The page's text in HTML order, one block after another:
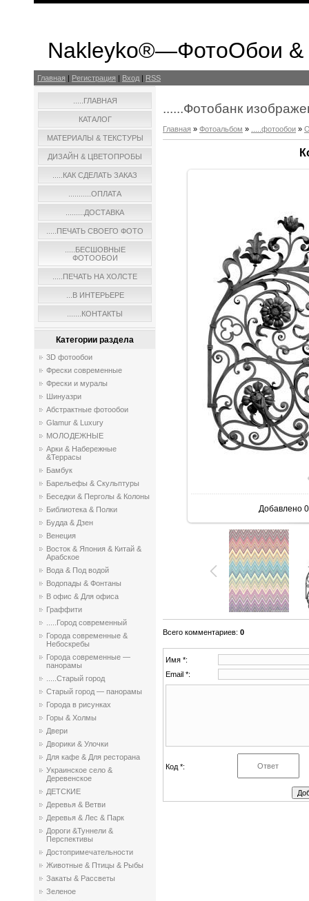
Nakleyko®—ФотоОбои &
Главная | Регистрация | Вход | RSS
.....ГЛАВНАЯ
КАТАЛОГ
МАТЕРИАЛЫ & ТЕКСТУРЫ
ДИЗАЙН & ЦВЕТОПРОБЫ
.....КАК СДЕЛАТЬ ЗАКАЗ
...........ОПЛАТА
.........ДОСТАВКА
.....ПЕЧАТЬ СВОЕГО ФОТО
.....БЕСШОВНЫЕ
ФОТООБОИ
.....ПЕЧАТЬ НА ХОЛСТЕ
...В ИНТЕРЬЕРЕ
.......КОНТАКТЫ
Категории раздела
3D фотообои
Фрески современные
Фрески и муралы
Шинуазри
Абстрактные фотообои
Glamur & Luxury
МОЛОДЕЖНЫЕ
Арки & Набережные
&Террасы
Бамбук
Барельефы & Скульптуры
Беседки & Перголы & Колоны
Библиотека & Полки
Будда & Дзен
Венеция
Восток & Япония & Китай &
Арабское
Вода & Под водой
Водопады & Фонтаны
В офис & Для офиса
Граффити
.....Город современный
Города современные &
Небоскребы
Города современные —
панорамы
.....Старый город
Старый город — панорамы
Города в рисунках
Горы & Холмы
Двери
Дворики & Улочки
Для кафе & Для ресторана
Украинское село &
Деревенское
ДЕТСКИЕ
Деревья & Ветви
Деревья & Лес & Парк
Дороги &Туннели &
Перспективы
Достопримечательности
Животные & Птицы & Рыбы
Закаты & Рассветы
Зеленое
......Фотобанк
Главная » Фотоальбом » .....фотообои »
Добавлено
Всего комментариев: 0
Имя *:
Email *:
Код *: